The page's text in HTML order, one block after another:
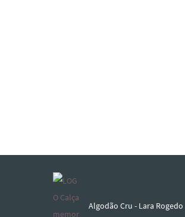
Algodão Cru - Lara Rogedo